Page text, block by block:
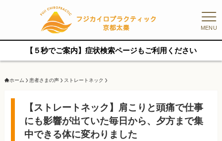
MENU
【５秒でご案内】症状検索ページもご利用ください
ホーム 患者さまの声 ストレートネック
【ストレートネック】肩こりと頭痛で仕事
にも影響が出ていた毎日から、夕方まで集
中できる体に変わりました